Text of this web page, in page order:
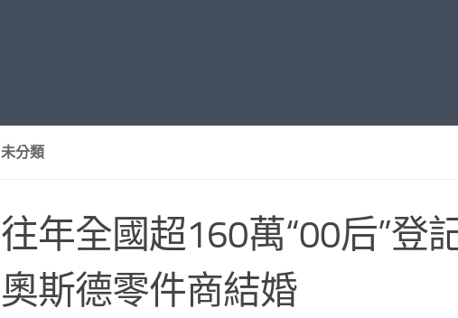
未分類
往年全國超160萬“00后”登
奧斯德零件商結婚